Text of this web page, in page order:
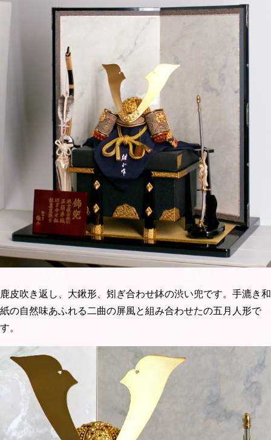
鹿皮吹き返し、大鍬形、矧ぎ合わせ鉢の渋い兜です。手漉き和
紙の自然味あふれる二曲の屏風と組み合わせたの五月人形で
す。